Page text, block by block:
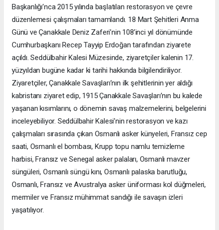
Başkanlığı’nca 2015 yılında başlatılan restorasyon ve çevre
düzenlemesi çalışmaları tamamlandı. 18 Mart Şehitleri Anma
Günü ve Çanakkale Deniz Zaferi’nin 108’inci yıl dönümünde
Cumhurbaşkanı Recep Tayyip Erdoğan tarafından ziyarete
açıldı. Seddülbahir Kalesi Müzesinde, ziyaretçiler kalenin 17.
yüzyıldan bugüne kadar ki tarihi hakkında bilgilendiriliyor.
Ziyaretçiler, Çanakkale Savaşları’nın ilk şehitlerinin yer aldığı
kabristanı ziyaret edip, 1915 Çanakkale Savaşları’nın bu kalede
yaşanan kısımlarını, o dönemin savaş malzemelerini, belgelerini
inceleyebiliyor. Seddülbahir Kalesi’nin restorasyon ve kazı
çalışmaları sırasında çıkan Osmanlı asker künyeleri, Fransız cep
saati, Osmanlı el bombası, Krupp topu namlu temizleme
harbisi, Fransız ve Senegal asker palaları, Osmanlı mavzer
süngüleri, Osmanlı süngü kını, Osmanlı palaska barutluğu,
Osmanlı, Fransız ve Avustralya asker üniforması kol düğmeleri,
mermiler ve Fransız mühimmat sandığı ile savaşın izleri
yaşatılıyor.